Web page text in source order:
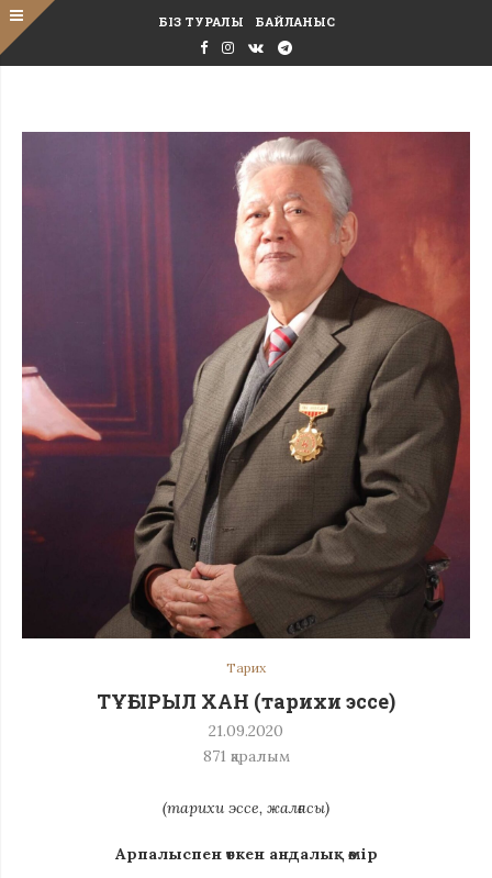
БІЗ ТУРАЛЫ БАЙЛАНЫС
Тарих
ТҰҒЫРЫЛ ХАН (тарихи эссе)
21.09.2020
871 қаралым
(тарихи эссе, жалғасы)
Арпалыспен өткен андалық өмір